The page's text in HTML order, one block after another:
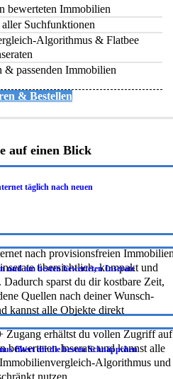
bewerteten Immobilien
aller Suchfunktionen
Algorithmus & Flatbee
& passenden Immobilien
& Bestellen
auf einen Blick
täglich nach neuen
nach provisionsfreien
übersichtlich, kompakt und
Dadurch sparst du dir kostbare Zeit,
Quellen nach deiner Wunsch-
kannst alle Objekte direkt
und am besten bewerteten Inserate
Zugang erhältst du vollen Zugriff auf
bewerteten Inserate und kannst alle
Immobilienvergleich-Algorithmus und
filtert dir die besten Schnäppchen